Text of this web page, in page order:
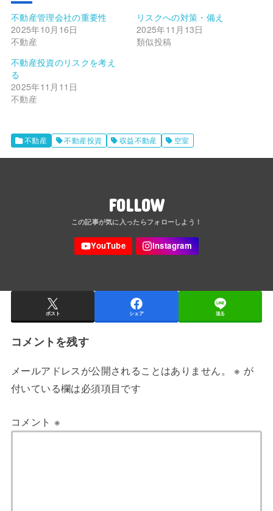
不動産管理会社の重要性
2025年10月16日
不動産
リスクへの対策・備え
2025年11月13日
類似投稿
不動産投資のリスクを考え
る
2025年11月11日
不動産
不動産 不動産投資 収益不動産 空室
FOLLOW
ポスト シェア 送る
コメントを残す
メールアドレスが公開されることはありません。 ※ が
付いている欄は必須項目です
コメント ※